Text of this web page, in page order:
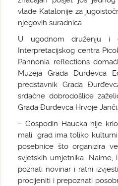
vlade Katalonije za
njegovih suradnica.
U ugodnom druženju i
Interpretacijskog centra
Pannonia reflections
Muzeja Grada Đurđevca
predstavnik Grada
srdačne dobrodošlice
Grada Đurđevca Hrvoje Janči.
– Gospodin Haucka nije
mali grad ima toliko
posebnice što organizira
svjetskih umjetnika.
poznati novinar i ratni
procijeniti i prepoznati